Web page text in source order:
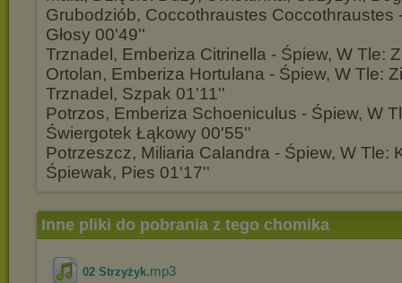
Grubodziób, Coccothraustes Coccothraustes
Głosy 00'49''
Trznadel, Emberiza Citrinella - Śpiew, W Tle:
Ortolan, Emberiza Hortulana - Śpiew, W Tle:
Trznadel, Szpak 01'11''
Potrzos, Emberiza Schoeniculus - Śpiew, W
Świergotek Łąkowy 00'55''
Potrzeszcz, Miliaria Calandra - Śpiew, W Tle:
Śpiewak, Pies 01'17''
Inne pliki do pobrania z tego chomika
02 Strzyżyk.mp3